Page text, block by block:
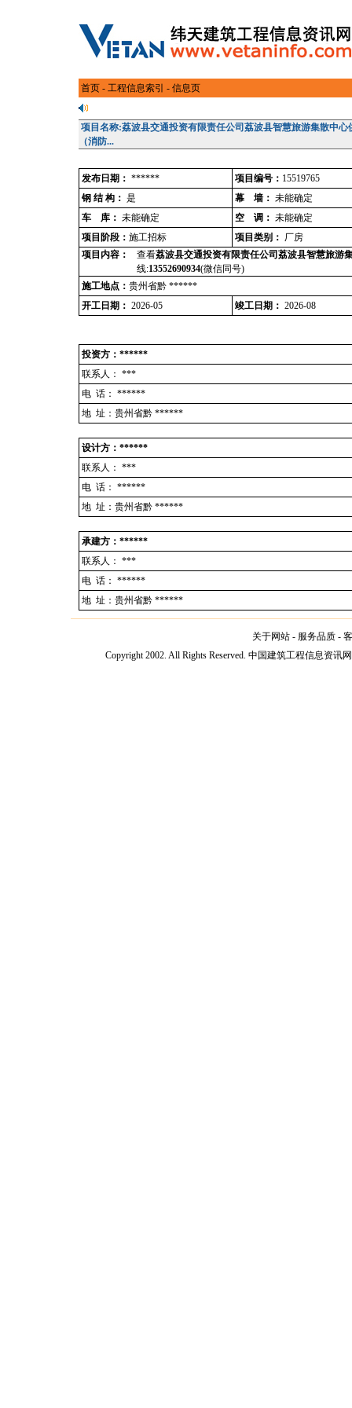
首页 - 工程信息索引 - 信息页
项目名称:荔波县交通投资有限责任公司荔波县智慧旅游集散中
（消防...
发布日期： ****** 项目编号： 15519765
钢 结 构： 是 幕 墙： 未能确定
车 库： 未能确定 空 调： 未能确定
项目阶段： 施工招标 项目类别： 厂房
项目内容：
查看荔波县交通投资有限责任公司荔波县智慧旅游
线:13552690934(微信同号)
施工地点： 贵州省黔 ******
开工日期： 2026-05 竣工日期： 2026-08
投资方：******
联系人： ***
电 话： ******
地 址：贵州省黔 ******
设计方：******
联系人： ***
电 话： ******
地 址：贵州省黔 ******
承建方：******
联系人： ***
电 话： ******
地 址：贵州省黔 ******
关于网站 - 服务品质 -
Copyright 2002. All Rights Reserved. 中国建筑工程信息资讯